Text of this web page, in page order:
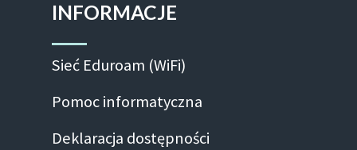
INFORMACJE
Sieć Eduroam (WiFi)
Pomoc informatyczna
Deklaracja dostępności